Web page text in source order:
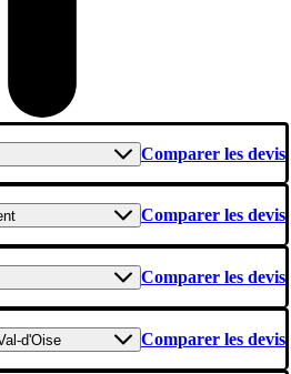
Comparer les devis
Comparer les devis
Comparer les devis
d'Oise Comparer les devis